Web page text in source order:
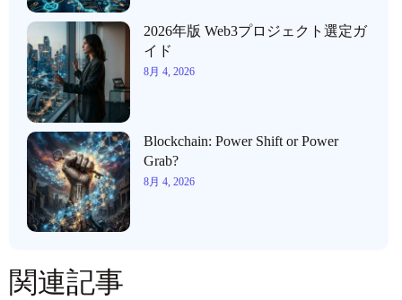
2026年版 Web3プロジェクト選定ガ
イド
8月 4, 2026
Blockchain: Power Shift or Power
Grab?
8月 4, 2026
関連記事